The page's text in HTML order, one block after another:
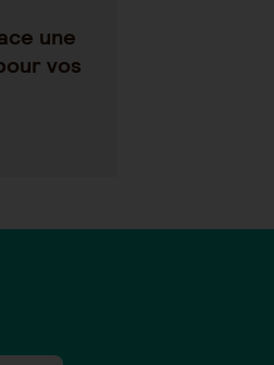
une
vos